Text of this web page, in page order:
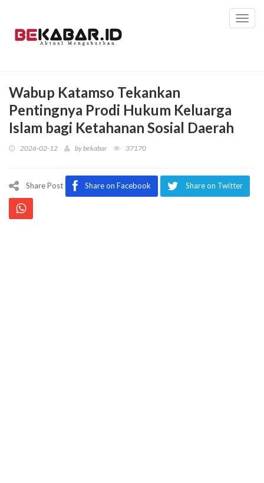
Wabup Katamso Tekankan
Pentingnya Prodi Hukum Keluarga
Islam bagi Ketahanan Sosial Daerah
2026-02-12 bybekabar 37170
Share Post Share on Facebook Share on Twitter